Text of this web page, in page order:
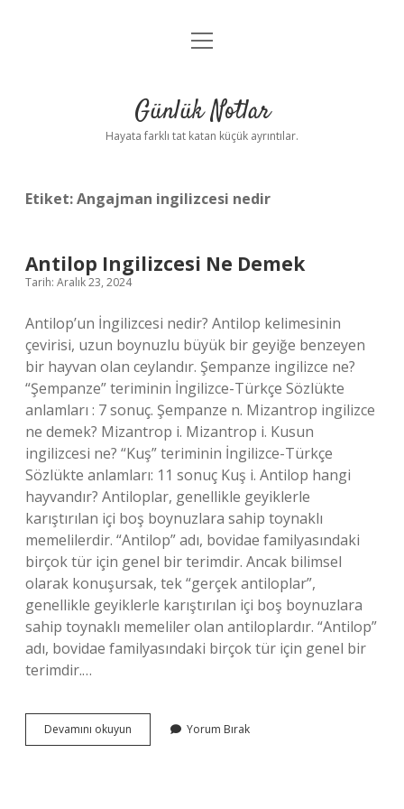
Anasayfa
Yasal Uyarı
menüyü
Günlük Notlar
Hayata farklı tat katan küçük ayrıntılar.
Etiket:Angajman ingilizcesi nedir
Antilop Ingilizcesi Ne Demek
Tarih: Aralık 23, 2024
Antilop’un İngilizcesi nedir? Antilop kelimesinin
çevirisi, uzun boynuzlu büyük bir geyiğe benzeyen
bir hayvan olan ceylandır. Şempanze ingilizce ne?
“Şempanze” teriminin İngilizce-Türkçe Sözlükte
anlamları : 7 sonuç. Şempanze n. Mizantrop ingilizce
ne demek? Mizantrop i. Mizantrop i. Kusun
ingilizcesi ne? “Kuş” teriminin İngilizce-Türkçe
Sözlükte anlamları: 11 sonuç Kuş i. Antilop hangi
hayvandır? Antiloplar, genellikle geyiklerle
karıştırılan içi boş boynuzlara sahip toynaklı
memelilerdir. “Antilop” adı, bovidae familyasındaki
birçok tür için genel bir terimdir. Ancak bilimsel
olarak konuşursak, tek “gerçek antiloplar”,
genellikle geyiklerle karıştırılan içi boş boynuzlara
sahip toynaklı memeliler olan antiloplardır. “Antilop”
adı, bovidae familyasındaki birçok tür için genel bir
terimdir.…
Devamını okuyun
Ingilizcesi
Yorum Bırak